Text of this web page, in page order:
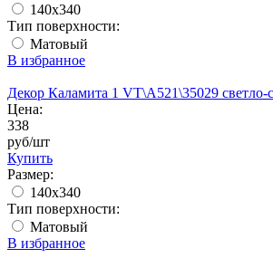
140x340
Тип поверхности:
Матовый
В избранное
Декор Каламита 1 VT\A521\35029
Цена:
338
руб/шт
Купить
Размер:
140x340
Тип поверхности:
Матовый
В избранное